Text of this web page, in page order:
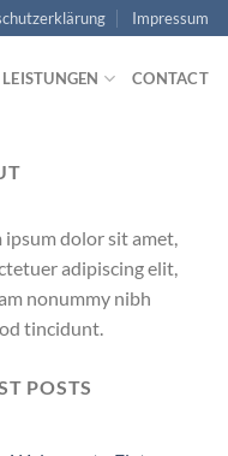
Impressum
LEISTUNGEN CONTACT
ipsum dolor sit amet,
adipiscing elit,
nonummy nibh
tincidunt.
POSTS